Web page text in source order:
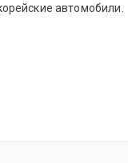
автомобили.